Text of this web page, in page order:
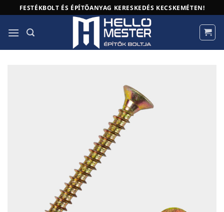
to
content
FESTÉKBOLT ÉS ÉPÍTŐANYAG KERESKEDÉS KECSKEMÉTEN!